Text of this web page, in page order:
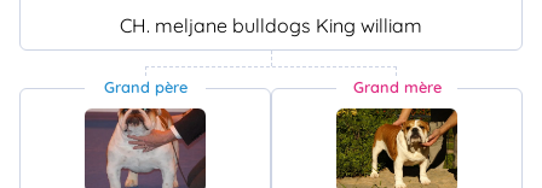
CH. meljane bulldogs King william
Grand père Grand mère